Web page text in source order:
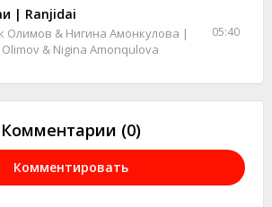
| Ranjidai
Олимов & Нигина Амонкулова |
& Nigina Amonqulova
05:40
Комментарии (0)
Комментировать